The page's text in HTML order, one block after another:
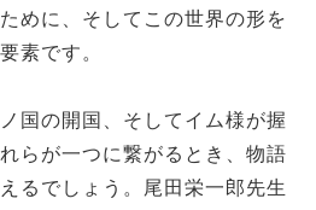
めに、そしてこの世界の形を
素です。
国の開国、そしてイム様が握
らが一つに繋がるとき、物語
るでしょう。尾田栄一郎先生